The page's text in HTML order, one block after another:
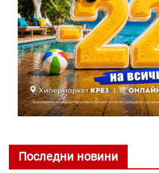
Последни новини